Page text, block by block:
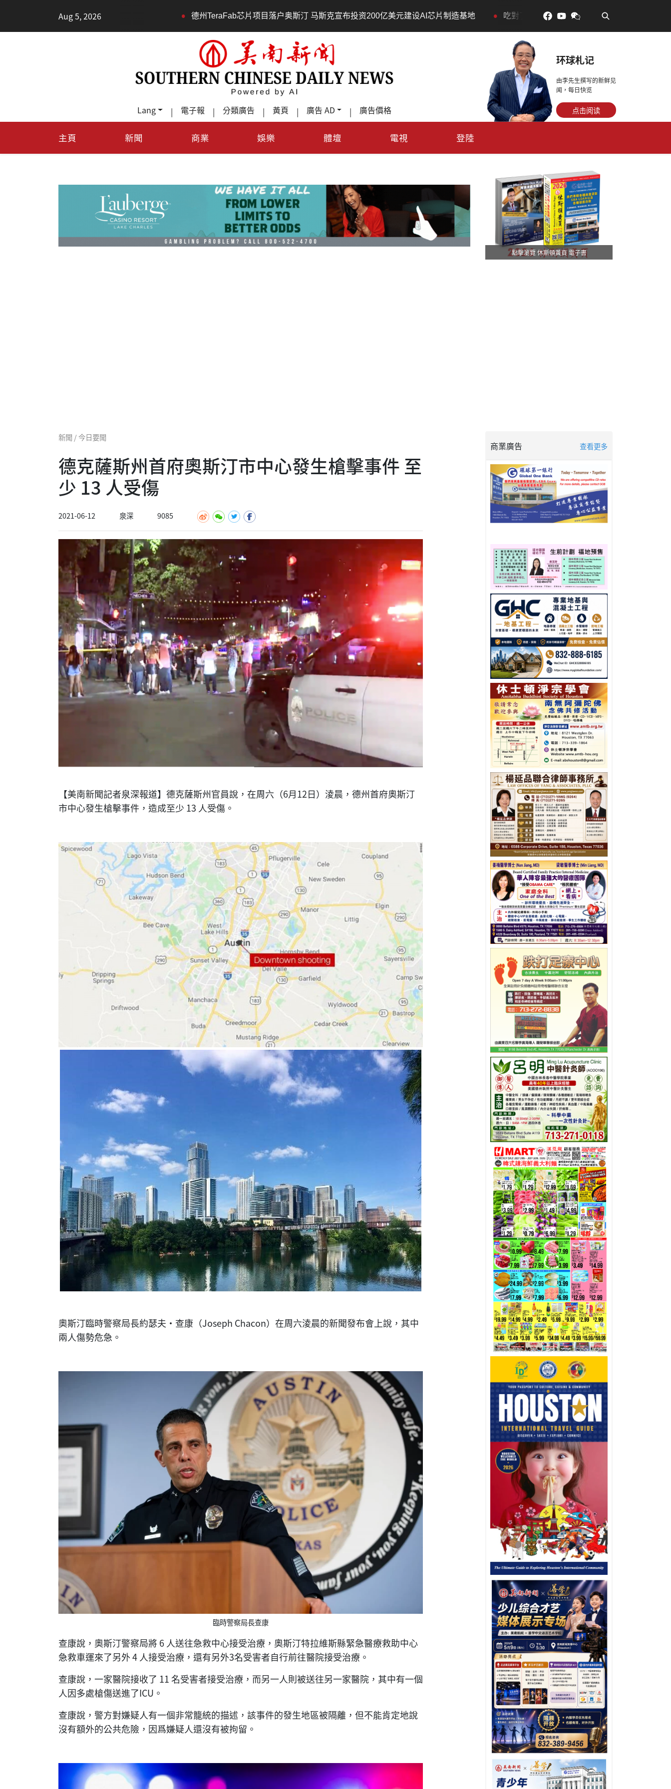
Aug 5, 2026
• 德州TeraFab芯片项目落户奥斯汀 马斯克宣布投资200亿美元建设AI芯片制造基地 • 吃對了更年輕：花青素如何守住細胞、血管與大腦活力 •
Lang | 電子報 | 分類廣告 | 黃頁 | 廣告 AD | 廣告價格
环球札记
由李先生撰写的新鲜见
闻，每日快览
点击阅读
主頁 新聞 商業 娛樂 體壇 電視 登陸
點擊瀏覽 休斯頓黃頁 電子書
新聞 / 今日要聞
德克薩斯州首府奧斯汀市中心發生槍擊事件 至
少 13 人受傷
2021-06-12 泉深 9085
【美南新聞記者泉深報道】德克薩斯州官員說，在周六（6月12日）淩晨，德州首府奧斯汀
市中心發生槍擊事件，造成至少 13 人受傷。
奧斯汀臨時警察局長約瑟夫·查康（Joseph Chacon）在周六淩晨的新聞發布會上說，其中
兩人傷勢危急。
臨時警察局長查康
查康說，奧斯汀警察局將 6 人送往急救中心接受治療，奧斯汀特拉維斯縣緊急醫療救助中心
急救車運來了另外 4 人接受治療，還有另外3名受害者自行前往醫院接受治療。
查康說，一家醫院接收了 11 名受害者接受治療，而另一人則被送往另一家醫院，其中有一個
人因多處槍傷送進了ICU。
查康說，警方對嫌疑人有一個非常籠統的描述，該事件的發生地區被隔離，但不能肯定地說
沒有額外的公共危險，因爲嫌疑人還沒有被拘留。
商業廣告 查看更多